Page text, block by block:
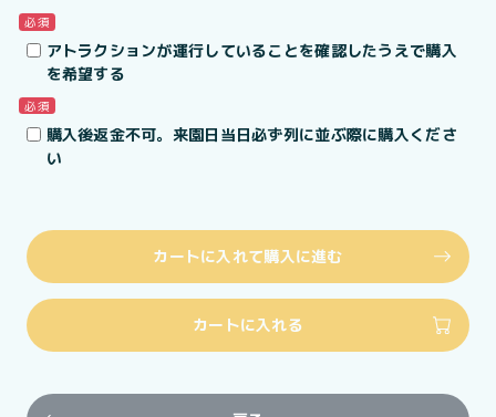
必須
アトラクションが運行していることを確認したうえで購入
を希望する
必須
購入後返金不可。来園日当日必ず列に並ぶ際に購入くださ
い
カートに入れて購入に進む
カートに入れる